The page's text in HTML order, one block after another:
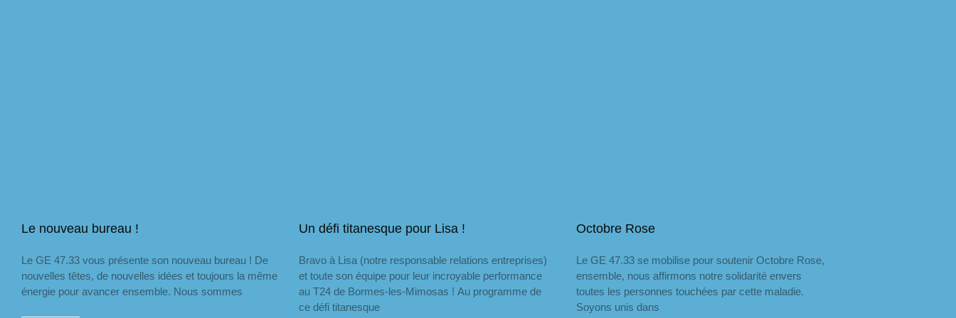
Le nouveau bureau !
Le GE 47.33 vous présente son nouveau bureau ! De
nouvelles têtes, de nouvelles idées et toujours la même
énergie pour avancer ensemble. Nous sommes
Un défi titanesque pour Lisa !
Bravo à Lisa (notre responsable relations entreprises)
et toute son équipe pour leur incroyable performance
au T24 de Bormes-les-Mimosas ! Au programme de
ce défi titanesque
Octobre Rose
Le GE 47.33 se mobilise pour soutenir Octobre Rose,
ensemble, nous affirmons notre solidarité envers
toutes les personnes touchées par cette maladie.
Soyons unis dans